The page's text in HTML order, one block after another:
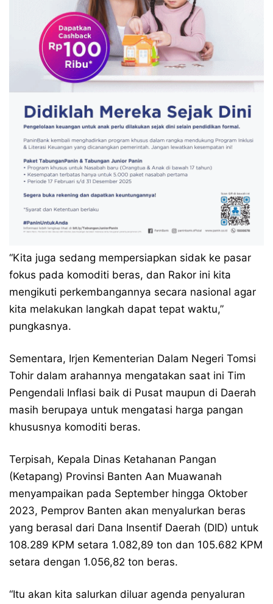
“Kita juga sedang mempersiapkan sidak ke pasar
fokus pada komoditi beras, dan Rakor ini kita
mengikuti perkembangannya secara nasional agar
kita melakukan langkah dapat tepat waktu,”
pungkasnya.
Sementara, Irjen Kementerian Dalam Negeri Tomsi
Tohir dalam arahannya mengatakan saat ini Tim
Pengendali Inflasi baik di Pusat maupun di Daerah
masih berupaya untuk mengatasi harga pangan
khususnya komoditi beras.
Terpisah, Kepala Dinas Ketahanan Pangan
(Ketapang) Provinsi Banten Aan Muawanah
menyampaikan pada September hingga Oktober
2023, Pemprov Banten akan menyalurkan beras
yang berasal dari Dana Insentif Daerah (DID) untuk
108.289 KPM setara 1.082,89 ton dan 105.682 KPM
setara dengan 1.056,82 ton beras.
“Itu akan kita salurkan diluar agenda penyaluran